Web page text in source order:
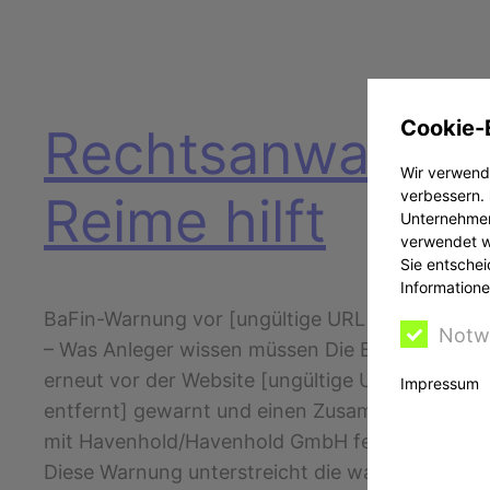
Rechtsanwalt
Reime hilft
BaFin-Warnung vor [ungültige URL entfernt]
– Was Anleger wissen müssen Die BaFin hat
erneut vor der Website [ungültige URL
entfernt] gewarnt und einen Zusammenhang
mit Havenhold/Havenhold GmbH festgestellt.
Diese Warnung unterstreicht die wachsende
Wir
verbessern.
verwendet
Sie
Impressum